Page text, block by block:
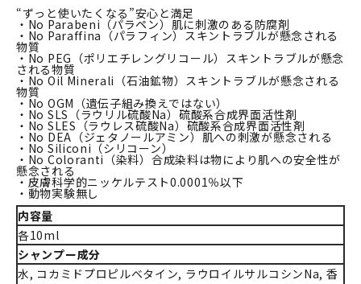
“ずっと使いたくなる”安心と満足
・No Parabeni（パラペン）肌に刺激のある防腐剤
・No Paraffina（パラフィン）スキントラブルが懸念される
物質
・No PEG（ポリエチレングリコール）スキントラブルが懸念
される物質
・No Oil Minerali（石油鉱物）スキントラブルが懸念される
物質
・No OGM（遺伝子組み換えではない）
・No SLS（ラウリル硫酸Na）硫酸系合成界面活性剤
・No SLES（ラウレス硫酸Na）硫酸系合成界面活性剤
・No DEA（ジェタノールアミン）肌への刺激が懸念される
・No Siliconi（シリコーン）
・No Coloranti（染料）合成染料は物により肌への安全性が
懸念される
・皮膚科学的ニッケルテスト0.0001％以下
・動物実験無し
内容量
各10ml
シャンプー成分
水, コカミドプロピルベタイン, ラウロイルサルコシンNa, 香